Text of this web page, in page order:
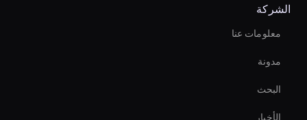
نسبة أبعاد الفيديو بالذكاء الاصطناعي
Holographic Display Ai
محرر فيديو الشركات بالذكاء الاصطناعي
Interactive Ai Assistant For Websites
الشركة
معلومات عنا
مدونة
البحث